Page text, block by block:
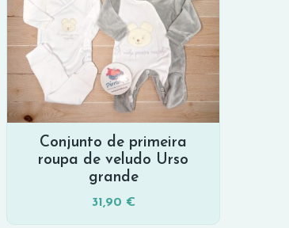
Conjunto de primeira
roupa de veludo Urso
grande
31,90 €